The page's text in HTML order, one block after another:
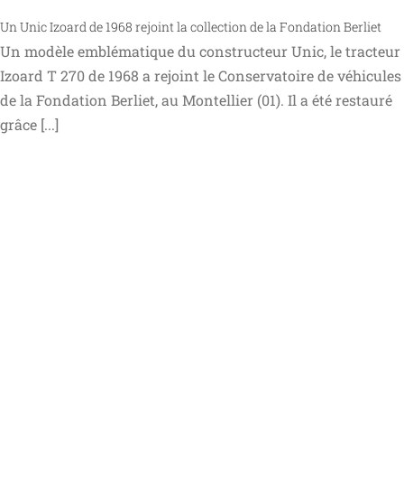
Un Unic Izoard de 1968 rejoint la collection de la Fondation Berliet
Un modèle emblématique du constructeur Unic, le tracteur
Izoard T 270 de 1968 a rejoint le Conservatoire de véhicules
de la Fondation Berliet, au Montellier (01). Il a été restauré
grâce [...]